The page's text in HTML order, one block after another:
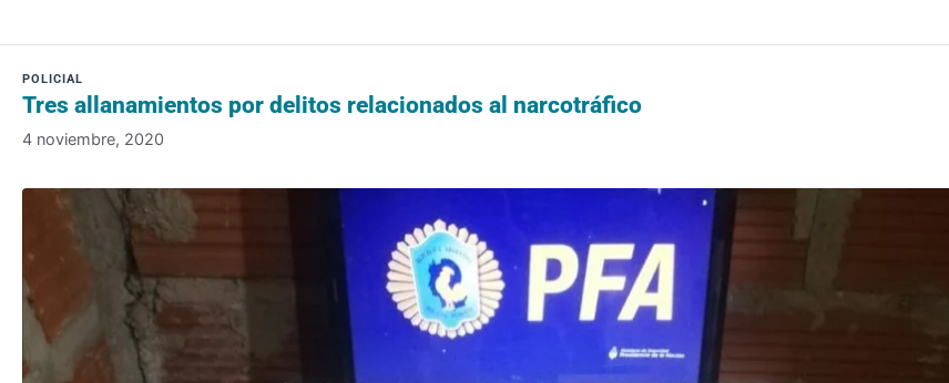
Tres allanamientos por delitos relacionados al narcotráfico
4 noviembre, 2020